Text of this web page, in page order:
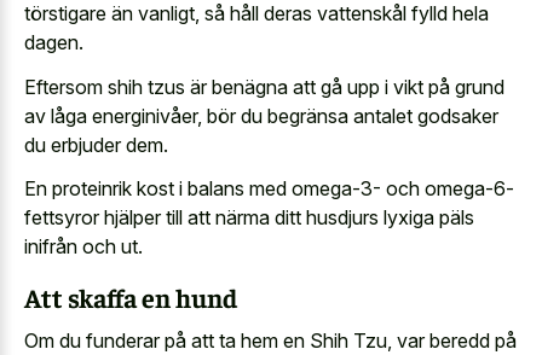
törstigare än vanligt, så håll deras vattenskål fylld hela
dagen.
Eftersom shih tzus är benägna att gå upp i vikt på grund
av låga energinivåer, bör du begränsa antalet godsaker
du erbjuder dem.
En proteinrik kost i balans med omega-3- och omega-6-
fettsyror hjälper till att närma ditt husdjurs lyxiga päls
inifrån och ut.
Att skaffa en hund
Om du funderar på att ta hem en Shih Tzu, var beredd på